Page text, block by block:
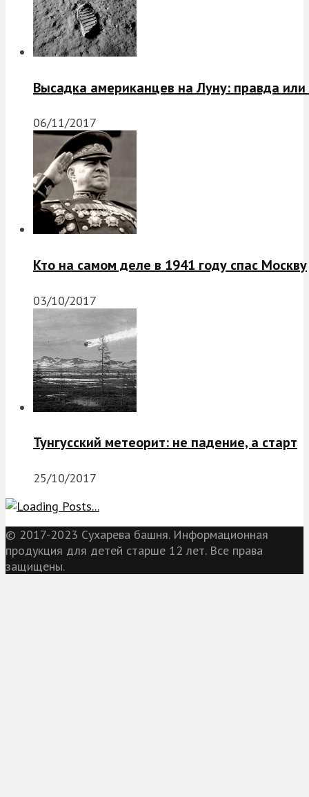
Высадка американцев на Луну: правда
06/11/2017
Кто на самом деле в 1941 году спас Москву
03/10/2017
Тунгусский метеорит: не падение, а старт
25/10/2017
© 2017-2023 Сухарева башня. Информационная
продукция для детей старше 12 лет. Все права
защищены.